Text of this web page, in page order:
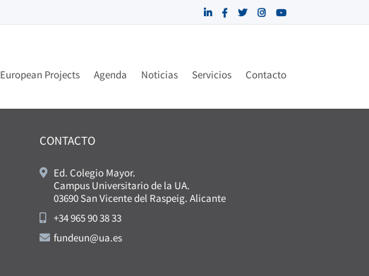
European Projects Agenda Noticias Servicios Contacto
CONTACTO
Ed. Colegio Mayor.
Campus Universitario de la UA.
03690 San Vicente del Raspeig. Alicante
+34 965 90 38 33
fundeun@ua.es